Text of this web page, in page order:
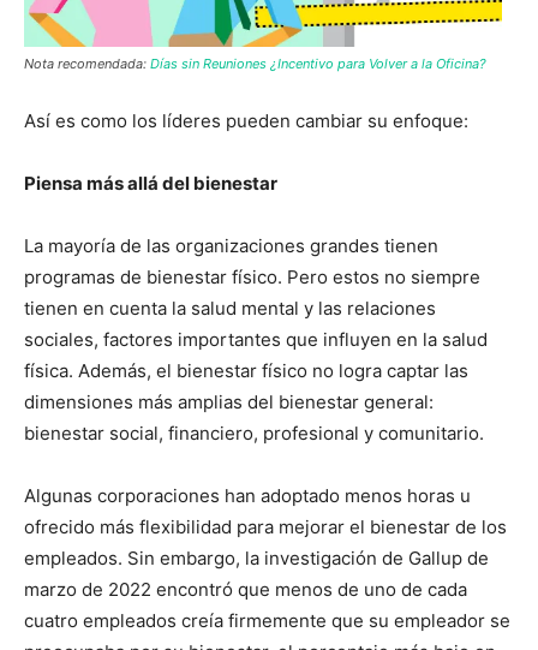
Nota recomendada: Días sin Reuniones ¿Incentivo para Volver a la Oficina?
Así es como los líderes pueden cambiar su enfoque:
Piensa más allá del bienestar
La mayoría de las organizaciones grandes tienen
programas de bienestar físico. Pero estos no siempre
tienen en cuenta la salud mental y las relaciones
sociales, factores importantes que influyen en la salud
física. Además, el bienestar físico no logra captar las
dimensiones más amplias del bienestar general:
bienestar social, financiero, profesional y comunitario.
Algunas corporaciones han adoptado menos horas u
ofrecido más flexibilidad para mejorar el bienestar de los
empleados. Sin embargo, la investigación de Gallup de
marzo de 2022 encontró que menos de uno de cada
cuatro empleados creía firmemente que su empleador se